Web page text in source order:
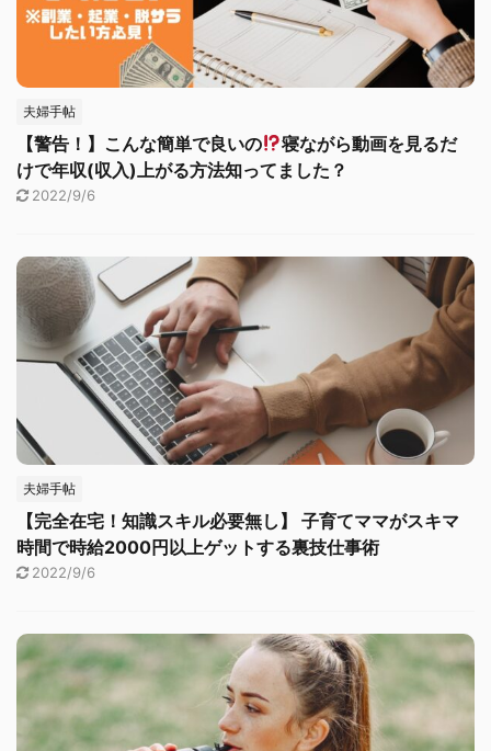
夫婦手帖
【警告！】こんな簡単で良いの
寝ながら動画を見るだ
けで年収(収入)上がる方法知ってました？
2022/9/6
夫婦手帖
【完全在宅！知識スキル必要無し】 子育てママがスキマ
時間で時給2000円以上ゲットする裏技仕事術
2022/9/6